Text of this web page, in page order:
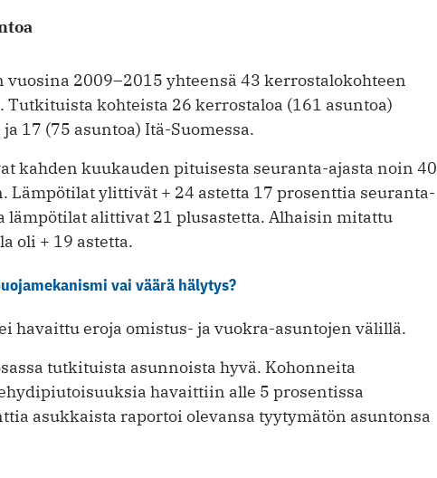
2009–2015 yhteensä 43 kerrostalokohteen
Tutkituista kohteista 26 kerrostaloa (161 asuntoa)
17 (75 asuntoa) Itä-Suomessa.
kahden kuukauden pituisesta seuranta-ajasta noin 40
Lämpötilat ylittivät + 24 astetta 17 prosenttia seuranta-
lämpötilat alittivat 21 plusastetta. Alhaisin mitattu
oli + 19 astetta.
vai väärä hälytys?
havaittu eroja omistus- ja vuokra-asuntojen välillä.
tutkituista asunnoista hyvä. Kohonneita
havaittiin alle 5 prosentissa
asukkaista raportoi olevansa tyytymätön asuntonsa